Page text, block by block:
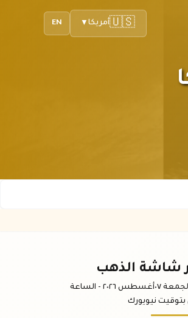
EN 🇺🇸أمريكا ▼
شاشة الذهب
٠٧ أغسطس ٢٠٢٦ -
الساعة
بتوقيت نيويورك